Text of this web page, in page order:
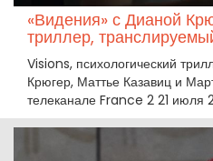
«Видения» с Дианой
триллер,
Visions, психологический
Крюгер, Маттье Казавиц и
телеканале France 2 21 июля